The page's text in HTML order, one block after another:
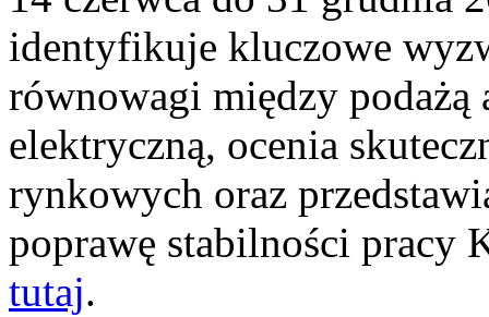
identyfikuje kluczowe
równowagi między podażą
elektryczną, ocenia
rynkowych oraz
poprawę stabilności pracy
tutaj.